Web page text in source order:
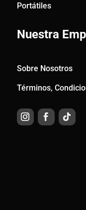
Portátiles
Nuestra
Sobre Nosotros
Términos,